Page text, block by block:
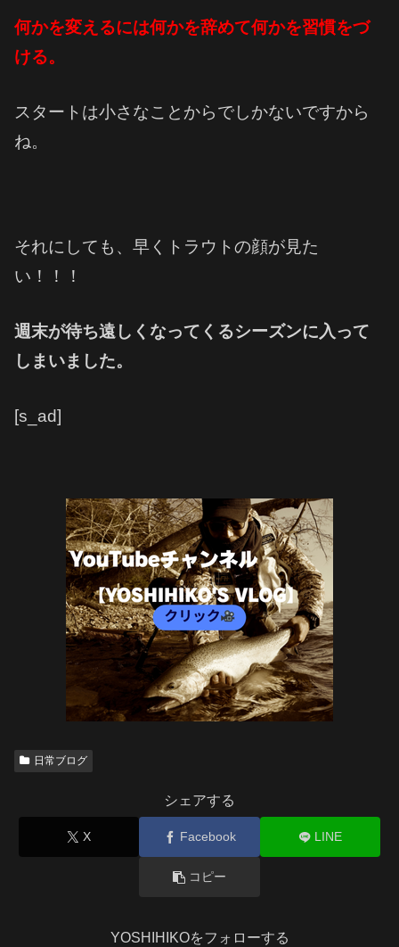
何かを変えるには何かを辞めて何かを習慣をづ
ける。
スタートは小さなことからでしかないですから
ね。
それにしても、早くトラウトの顔が見た
い！！！
週末が待ち遠しくなってくるシーズンに入って
しまいました。
[s_ad]
日常ブログ
シェアする
X Facebook LINE
コピー
YOSHIHIKOをフォローする